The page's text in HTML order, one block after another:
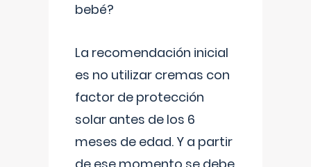
bebé?
La recomendación inicial
es no utilizar cremas con
factor de protección
solar antes de los 6
meses de edad. Y a partir